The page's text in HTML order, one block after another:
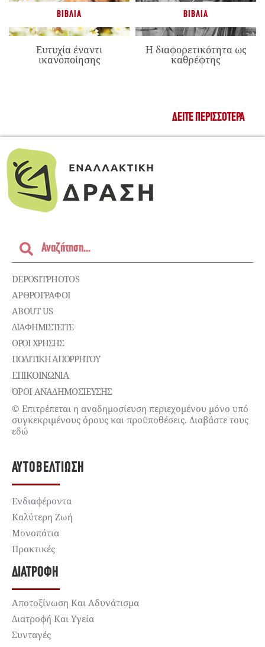
ΒΙΒΛΊΑ
Ευτυχία έναντι
ικανοποίησης
ΒΙΒΛΊΑ
Η διαφορετικότητα ως
καθρέφτης
ΔΕΊΤΕ ΠΕΡΙΣΣΌΤΕΡΑ
DEPOSITPHOTOS
ΑΡΘΡΟΓΡΑΦΟΙ
ABOUT US
ΔΙΑΦΗΜΙΣΤΕΊΤΕ
ΌΡΟΙ ΧΡΉΣΗΣ
ΠΟΛΙΤΙΚΉ ΑΠΟΡΡΉΤΟΥ
ΕΠΙΚΟΙΝΩΝΊΑ
ΌΡΟΙ ΑΝΑΔΗΜΟΣΙΕΥΣΗΣ
© Επιτρέπεται η αναδημοσίευση περιεχομένου μόνο υπό
συγκεκριμένους όρους και προϋποθέσεις. Διαβάστε τους
εδώ
ΑΥΤΟΒΕΛΤΊΩΣΗ
Ενδιαφέροντα
Καλύτερη Ζωή
Μονοπάτια
Πρακτικές
ΔΙΑΤΡΟΦΉ
Αποτοξίνωση Και Αδυνάτισμα
Διατροφή Και Υγεία
Συνταγές